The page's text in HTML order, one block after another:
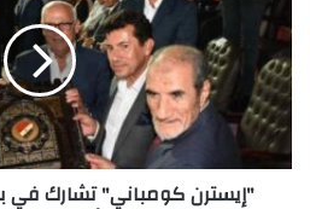
تشارك
في
بطولة
الشركات
ال
للألعاب
ببورسعيد